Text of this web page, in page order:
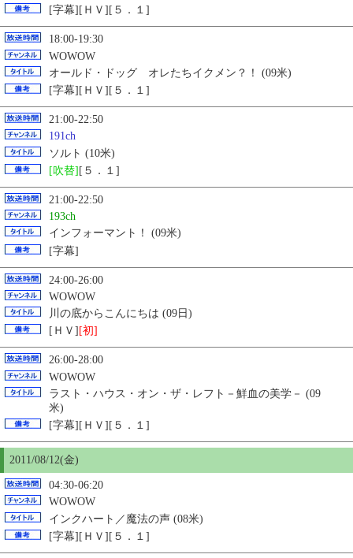
[字幕][ＨＶ][５．１]
18:00-19:30
WOWOW
オールド・ドッグ オレたちイクメン？！ (09米)
[字幕][ＨＶ][５．１]
21:00-22:50
191ch
ソルト (10米)
[吹替] [５．１]
21:00-22:50
193ch
インフォーマント！ (09米)
[字幕]
24:00-26:00
WOWOW
川の底からこんにちは (09日)
[ＨＶ] [初]
26:00-28:00
WOWOW
ラスト・ハウス・オン・ザ・レフト－鮮血の美学－ (09
米)
[字幕][ＨＶ][５．１]
2011/08/12(金)
04:30-06:20
WOWOW
インクハート／魔法の声 (08米)
[字幕][ＨＶ][５．１]